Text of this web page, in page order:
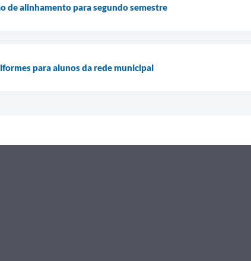
de alinhamento para segundo semestre
para alunos da rede municipal